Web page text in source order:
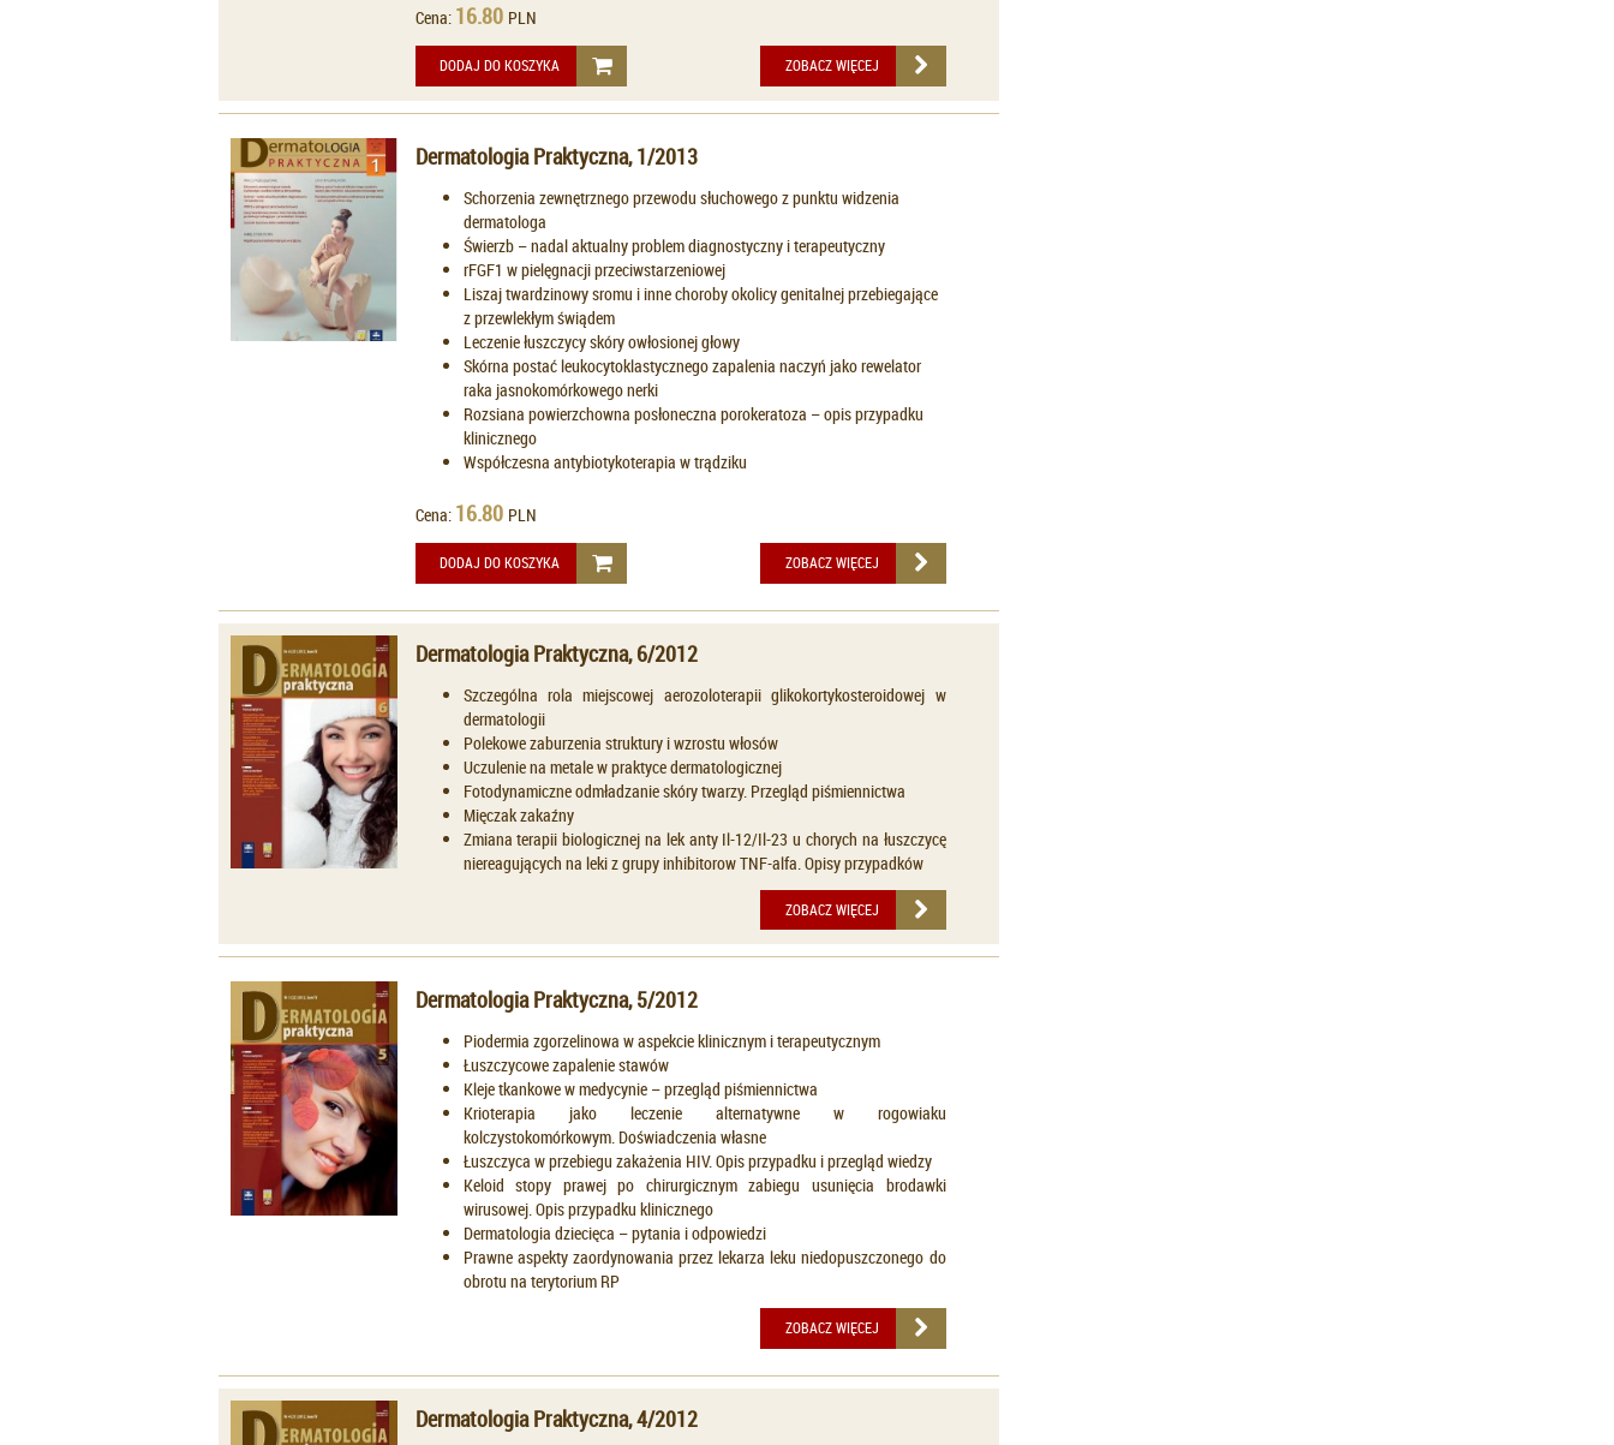
Cena: 16.80 PLN
DODAJ DO KOSZYKA ZOBACZ WIĘCEJ
Dermatologia Praktyczna, 1/2013
Schorzenia zewnętrznego przewodu słuchowego z punktu widzenia
dermatologa
Świerzb – nadal aktualny problem diagnostyczny i terapeutyczny
rFGF1 w pielęgnacji przeciwstarzeniowej
Liszaj twardzinowy sromu i inne choroby okolicy genitalnej przebiegające
z przewlekłym świądem
Leczenie łuszczycy skóry owłosionej głowy
Skórna postać leukocytoklastycznego zapalenia naczyń jako rewelator
raka jasnokomórkowego nerki
Rozsiana powierzchowna posłoneczna porokeratoza – opis przypadku
klinicznego
Współczesna antybiotykoterapia w trądziku
Cena: 16.80 PLN
DODAJ DO KOSZYKA ZOBACZ WIĘCEJ
Dermatologia Praktyczna, 6/2012
Szczególna rola miejscowej aerozoloterapii glikokortykosteroidowej w
dermatologii
Polekowe zaburzenia struktury i wzrostu włosów
Uczulenie na metale w praktyce dermatologicznej
Fotodynamiczne odmładzanie skóry twarzy. Przegląd piśmiennictwa
Mięczak zakaźny
Zmiana terapii biologicznej na lek anty Il-12/Il-23 u chorych na łuszczycę
niereagujących na leki z grupy inhibitorow TNF-alfa. Opisy przypadków
ZOBACZ WIĘCEJ
Dermatologia Praktyczna, 5/2012
Piodermia zgorzelinowa w aspekcie klinicznym i terapeutycznym
Łuszczycowe zapalenie stawów
Kleje tkankowe w medycynie – przegląd piśmiennictwa
Krioterapia jako leczenie alternatywne w rogowiaku
kolczystokomórkowym. Doświadczenia własne
Łuszczyca w przebiegu zakażenia HIV. Opis przypadku i przegląd wiedzy
Keloid stopy prawej po chirurgicznym zabiegu usunięcia brodawki
wirusowej. Opis przypadku klinicznego
Dermatologia dziecięca – pytania i odpowiedzi
Prawne aspekty zaordynowania przez lekarza leku niedopuszczonego do
obrotu na terytorium RP
ZOBACZ WIĘCEJ
Dermatologia Praktyczna, 4/2012